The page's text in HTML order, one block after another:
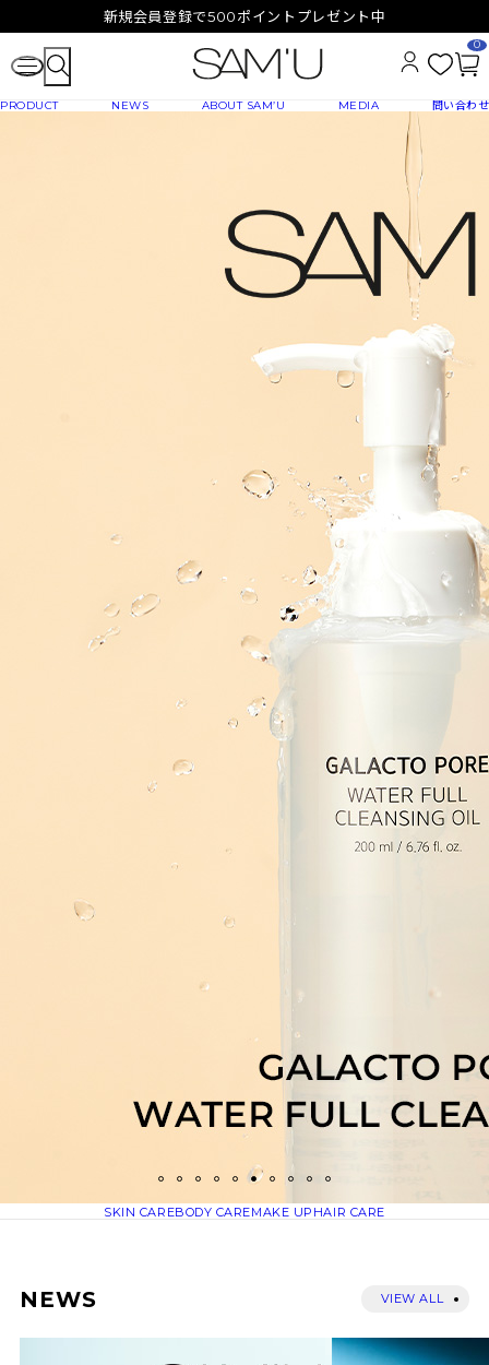
新規会員登録で500ポイントプレゼント中
気
ー
0
PRODUCT NEWS ABOUT SAM’U MEDIA 問い合わせ
SKIN CAREBODY CAREMAKE UP HAIR CARE
NEWS VIEW ALL